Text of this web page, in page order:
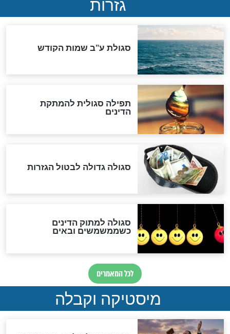
"מודה לקב"ה על כל השנים"
לכל המאמרים
אחרית הימים
האם אפשר לחשב את הקץ?
מה יהיה בימות המשיח?
"לפני הגאולה תהיה אפיקורסות
והכחשה גדולה מאוד של
האמונה"